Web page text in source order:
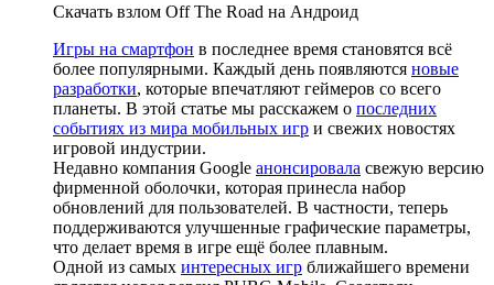
Скачать взлом Off The Road на Андроид
Игры на смартфон в последнее время становятся всё
более популярными. Каждый день появляются новые
разработки, которые впечатляют геймеров со всего
планеты. В этой статье мы расскажем о последних
событиях из мира мобильных игр и свежих новостях
игровой индустрии.
Недавно компания Google анонсировала свежую версию
фирменной оболочки, которая принесла набор
обновлений для пользователей. В частности, теперь
поддерживаются улучшенные графические параметры,
что делает время в игре ещё более плавным.
Одной из самых интересных игр ближайшего времени